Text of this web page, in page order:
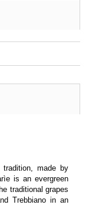
made by
is an evergreen
traditional grapes
Trebbiano in an